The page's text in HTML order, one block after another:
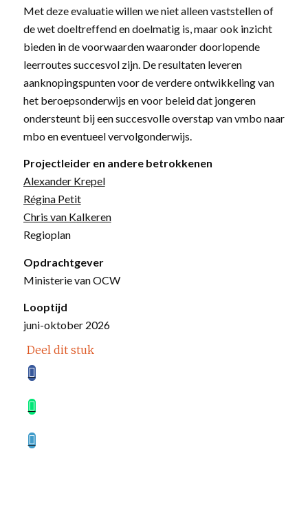
Met deze evaluatie willen we niet alleen vaststellen of
de wet doeltreffend en doelmatig is, maar ook inzicht
bieden in de voorwaarden waaronder doorlopende
leerroutes succesvol zijn. De resultaten leveren
aanknopingspunten voor de verdere ontwikkeling van
het beroepsonderwijs en voor beleid dat jongeren
ondersteunt bij een succesvolle overstap van vmbo naar
mbo en eventueel vervolgonderwijs.
Projectleider en andere betrokkenen
Alexander Krepel
Régina Petit
Chris van Kalkeren
Regioplan
Opdrachtgever
Ministerie van OCW
Looptijd
juni-oktober 2026
Deel dit stuk